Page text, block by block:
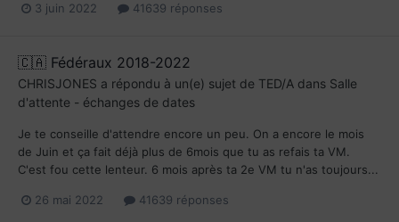
3 juin 2022 41639 réponses
🇨🇦 Fédéraux 2018-2022
CHRISJONES a répondu à un(e) sujet de TED/A dans Salle
d'attente - échanges de dates
Je te conseille d'attendre encore un peu. On a encore le mois
de Juin et ça fait déjà plus de 6mois que tu as refais ta VM.
C'est fou cette lenteur. 6 mois après ta 2e VM tu n'as toujours...
26 mai 2022 41639 réponses